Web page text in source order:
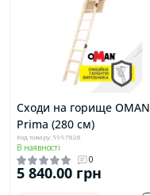
Сходи на горище OMAN
Prima (280 см)
Код товару: 9997828
В наявності
0
5 840.00 грн